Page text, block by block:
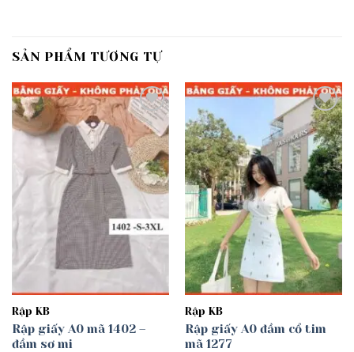
SẢN PHẨM TƯƠNG TỰ
Add to
wishlist
Rập KB
Rập giấy A0 mã 1402 –
đầm sơ mi
Add to
wishlist
Rập KB
Rập giấy A0 đầm cổ tim
mã 1277